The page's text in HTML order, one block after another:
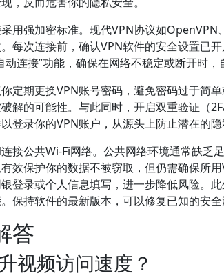
用强加密标准。现代VPN协议如
每次连接前，确认VPN软件的安全设置已
动连接”功能，确保在网络不稳定或断开时，
定期更换VPN账号密码，避免密码过于简
解的可能性。与此同时，开启双重验证（
登录你的VPN账户，从源头上防止潜在的隐
接公共Wi-Fi网络。公共网络环境通常缺乏
效保护你的数据不被窃取，但仍需确保所
登录或个人信息填写，进一步降低风险。
保持软件的最新版本，可以修复已知的安全
答
视频访问速度？